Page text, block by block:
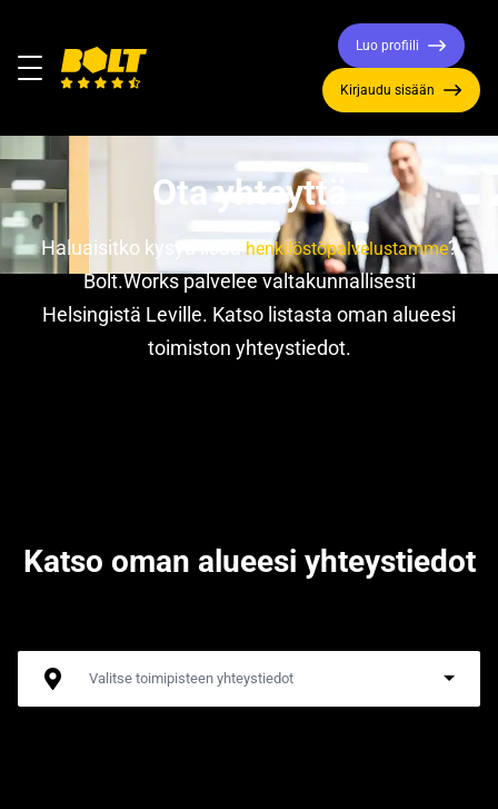
Valikko
etusivulle
Luo profiili
Kirjaudu sisään
Ota yhteyttä
Haluaisitko kysyä lisää henkilöstöpalvelustamme?
Bolt.Works palvelee valtakunnallisesti
Helsingistä Leville. Katso listasta oman alueesi
toimiston yhteystiedot.
Katso oman alueesi yhteystiedot